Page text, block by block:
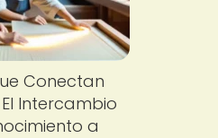
Conectan
Intercambio
a